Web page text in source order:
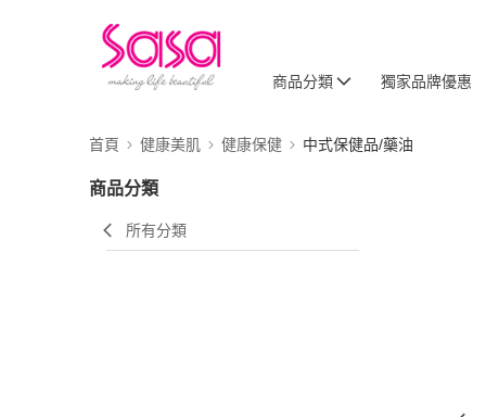
商品分類 獨家品牌優惠
首頁 健康美肌 健康保健 中式保健品/藥油
商品分類
所有分類